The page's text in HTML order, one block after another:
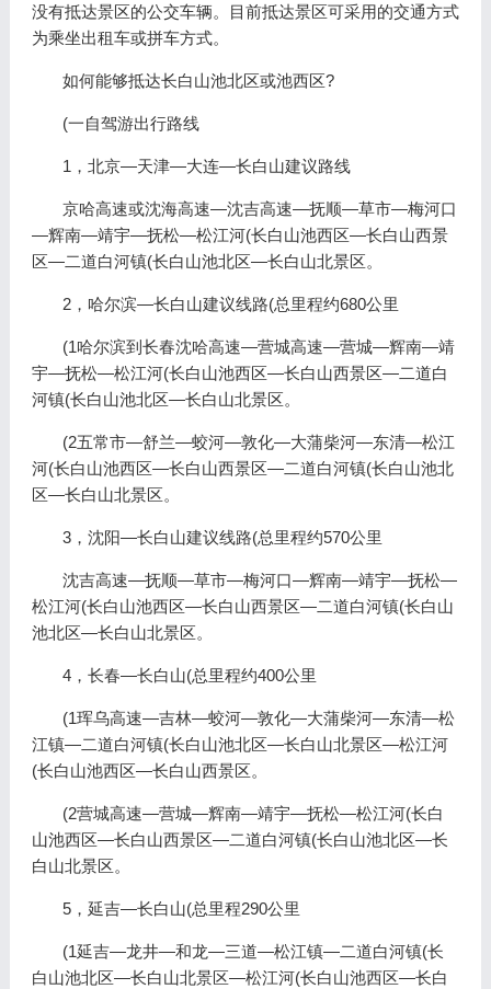
没有抵达景区的公交车辆。目前抵达景区可采用的交通方式
为乘坐出租车或拼车方式。
如何能够抵达长白山池北区或池西区?
(一自驾游出行路线
1，北京—天津—大连—长白山建议路线
京哈高速或沈海高速—沈吉高速—抚顺—草市—梅河口
—辉南—靖宇—抚松—松江河(长白山池西区—长白山西景
区—二道白河镇(长白山池北区—长白山北景区。
2，哈尔滨—长白山建议线路(总里程约680公里
(1哈尔滨到长春沈哈高速—营城高速—营城—辉南—靖
宇—抚松—松江河(长白山池西区—长白山西景区—二道白
河镇(长白山池北区—长白山北景区。
(2五常市—舒兰—蛟河—敦化—大蒲柴河—东清—松江
河(长白山池西区—长白山西景区—二道白河镇(长白山池北
区—长白山北景区。
3，沈阳—长白山建议线路(总里程约570公里
沈吉高速—抚顺—草市—梅河口—辉南—靖宇—抚松—
松江河(长白山池西区—长白山西景区—二道白河镇(长白山
池北区—长白山北景区。
4，长春—长白山(总里程约400公里
(1珲乌高速—吉林—蛟河—敦化—大蒲柴河—东清—松
江镇—二道白河镇(长白山池北区—长白山北景区—松江河
(长白山池西区—长白山西景区。
(2营城高速—营城—辉南—靖宇—抚松—松江河(长白
山池西区—长白山西景区—二道白河镇(长白山池北区—长
白山北景区。
5，延吉—长白山(总里程290公里
(1延吉—龙井—和龙—三道—松江镇—二道白河镇(长
白山池北区—长白山北景区—松江河(长白山池西区—长白